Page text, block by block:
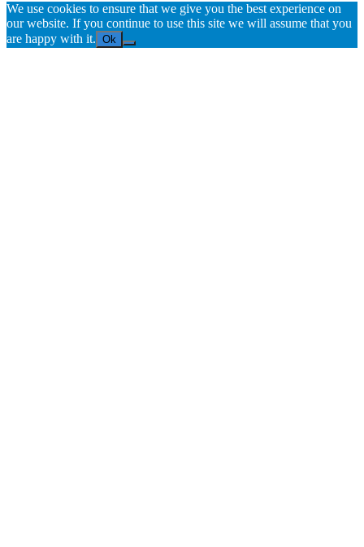
We use cookies to ensure that we give you the best experience on
our website. If you continue to use this site we will assume that you
are happy with it. Ok